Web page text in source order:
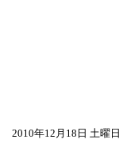
2010年12月18日 土曜日